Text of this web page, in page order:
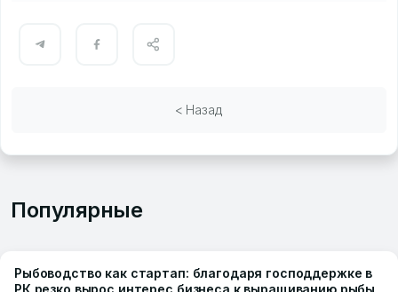
< Назад
Популярные
Рыбоводство как стартап: благодаря господдержке в
РК резко вырос интерес бизнеса к выращиванию рыбы